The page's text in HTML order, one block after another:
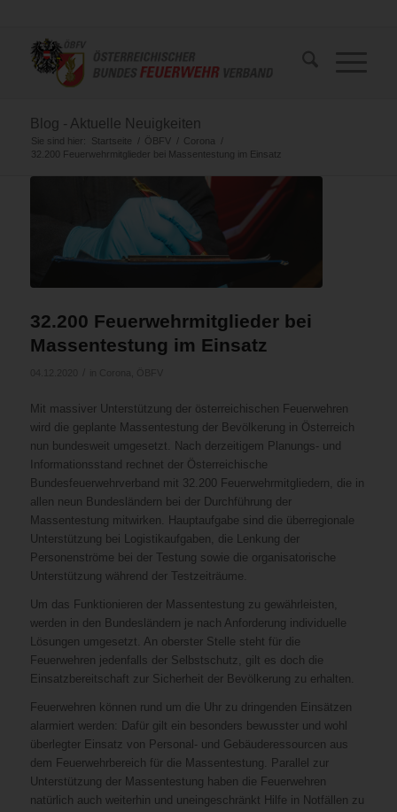
Blog - Aktuelle Neuigkeiten
Sie sind hier: Startseite / ÖBFV / Corona
/
32.200 Feuerwehrmitglieder bei Massentestung im Einsatz
32.200 Feuerwehrmitglieder bei
Massentestung im Einsatz
Mit massiver Unterstützung der österreichischen Feuerwehren
wird die geplante Massentestung der Bevölkerung in Österreich
nun bundesweit umgesetzt. Nach derzeitigem Planungs- und
Informationsstand rechnet der Österreichische
Bundesfeuerwehrverband mit 32.200 Feuerwehrmitgliedern, die in
allen neun Bundesländern bei der Durchführung der
Massentestung mitwirken. Hauptaufgabe sind die überregionale
Unterstützung bei Logistikaufgaben, die Lenkung der
Personenströme bei der Testung sowie die organisatorische
Unterstützung während der Testzeiträume.
Um das Funktionieren der Massentestung zu gewährleisten,
werden in den Bundesländern je nach Anforderung individuelle
Lösungen umgesetzt. An oberster Stelle steht für die
Feuerwehren jedenfalls der Selbstschutz, gilt es doch die
Einsatzbereitschaft zur Sicherheit der Bevölkerung zu erhalten.
Feuerwehren können rund um die Uhr zu dringenden Einsätzen
alarmiert werden: Dafür gilt ein besonders bewusster und wohl
überlegter Einsatz von Personal- und Gebäuderessourcen aus
dem Feuerwehrbereich für die Massentestung. Parallel zur
Unterstützung der Massentestung haben die Feuerwehren
natürlich auch weiterhin und uneingeschränkt Hilfe in Notfällen zu